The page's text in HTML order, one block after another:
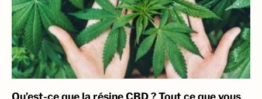
Qu’est-ce que la résine CBD ? Tout ce que vous